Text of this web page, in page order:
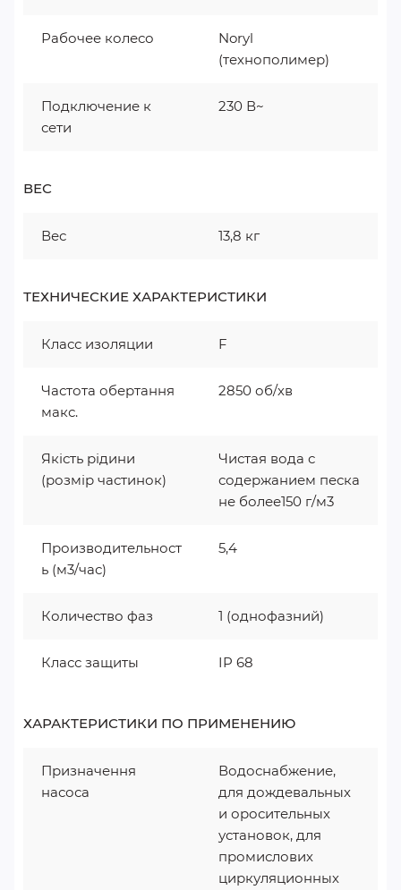
Рабочее колесо
Noryl
(технополимер)
Подключение к
сети
230 В~
ВЕС
Вес 13,8 кг
ТЕХНИЧЕСКИЕ ХАРАКТЕРИСТИКИ
Класс изоляции F
Частота обертання
макс.
2850 об/хв
Якість рідини
(розмір частинок)
Чистая вода с
содержанием песка
не более150 г/м3
Производительност
ь (м3/час)
5,4
Количество фаз 1 (однофазний)
Класс защиты IP 68
ХАРАКТЕРИСТИКИ ПО ПРИМЕНЕНИЮ
Призначення
насоса
Водоснабжение,
для дождевальных
и оросительных
установок, для
промислових
циркуляционных